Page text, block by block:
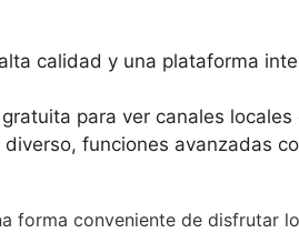
calidad y una plataforma
para ver canales
funciones avanzadas
forma conveniente de disfrutar